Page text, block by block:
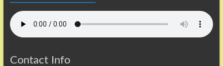
Contact Info